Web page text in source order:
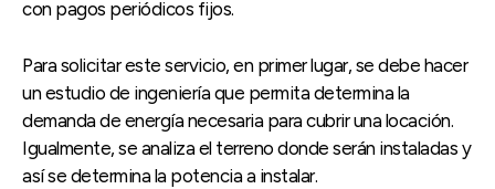
con pagos periódicos fijos.
Para solicitar este servicio, en primer lugar, se debe hacer
un estudio de ingeniería que permita determina la
demanda de energía necesaria para cubrir una locación.
Igualmente, se analiza el terreno donde serán instaladas y
así se determina la potencia a instalar.